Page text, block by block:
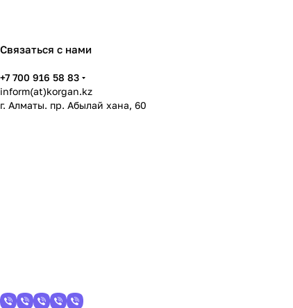
Связаться с нами
+7 700 916 58 83
inform(at)korgan.kz
г. Алматы. пр. Абылай хана, 60